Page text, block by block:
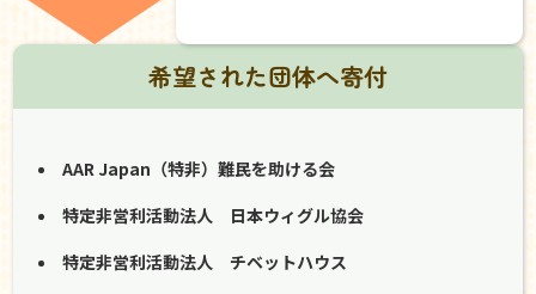
希望された団体へ寄付
AAR Japan（特非）難民を助ける会
特定非営利活動法人 日本ウィグル協会
特定非営利活動法人 チベットハウス